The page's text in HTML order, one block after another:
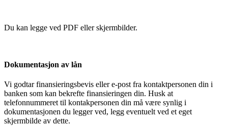
Du kan legge ved PDF eller skjermbilder.
Dokumentasjon av lån
Vi godtar finansieringsbevis eller e-post fra kontaktpersonen din i
banken som kan bekrefte finansieringen din. Husk at
telefonnummeret til kontakpersonen din må være synlig i
dokumentasjonen du legger ved, legg eventuelt ved et eget
skjermbilde av dette.